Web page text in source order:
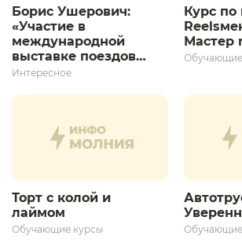
Борис Ушерович:
«Участие в
международной
выставке поездов
дает толчок для
развития»
Интересное
Курс по
Мастер
Торт с колой и
лаймом
Обучающие курсы